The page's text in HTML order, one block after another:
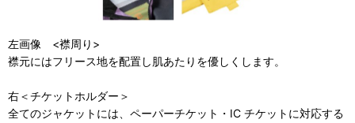
左画像 <襟周り>
襟元にはフリース地を配置し肌あたりを優しくします。
右＜チケットホルダー＞
全てのジャケットには、ペーパーチケット・IC チケットに対応する